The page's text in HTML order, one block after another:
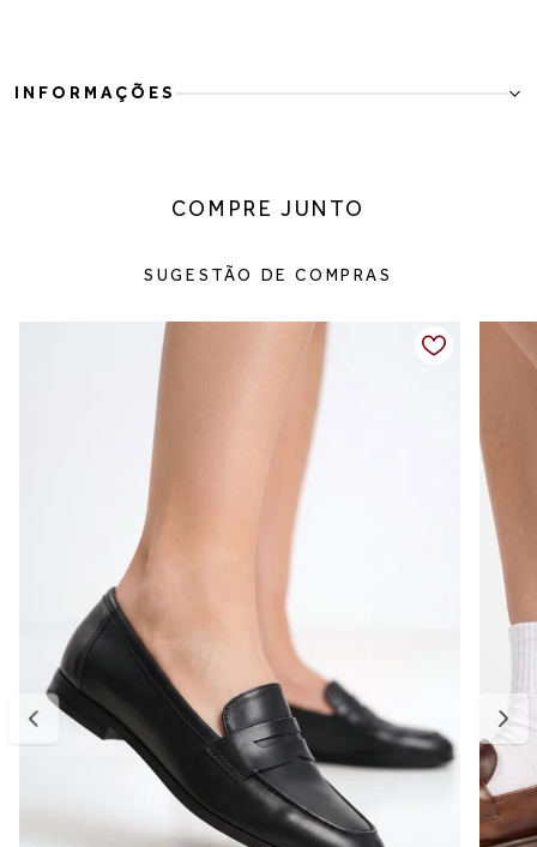
INFORMAÇÕES
mocassim em couro combina design estruturado com sola
mão de um visual elegante e versátil. O detalhe metálico no cabedal
Salto: baixo (plataforma tratorada)
Altura do salto: aproximadamente 4 cm
Diferenciais: sola robusta com mais estabilidade, acabamento em
couro com toque macio, detalhe metálico sofisticado no cabedal,
formato estruturado que valoriza o pé, fácil de calçar e versátil para
diferentes ocasiões
Disponível do 34 ao 39.
34 — aproximadamente 22,5 cm
35 — aproximadamente 23,7 cm
36 — aproximadamente 24 cm
37 — aproximadamente 25,1 cm
38 — aproximadamente 25,4 cm
39 — aproximadamente 26,2 cm
Para escolher o tamanho ideal, meça seu pé do dedão até o
calcanhar e adicione cerca de 0,5 cm de folga para garantir conforto
no uso. Se estiver entre dois tamanhos, opte pelo maior para um
encaixe mais confortável. E, se precisar ajustar, a primeira troca é
COMPRE JUNTO
SUGESTÃO DE COMPRAS